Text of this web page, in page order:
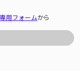
用フォームから